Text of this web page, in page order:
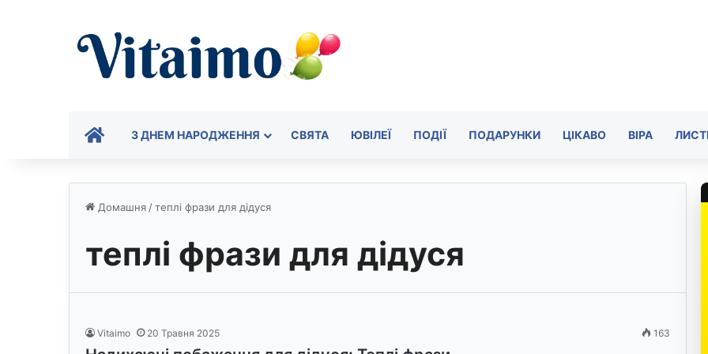
ГОЛОВНА
З ДНЕМ НАРОДЖЕННЯ СВЯТА ЮВІЛЕЇ ПОДІЇ ПОДАРУНКИ ЦІКАВО ВІРА
Домашня /теплі фрази для дідуся
теплі фрази для дідуся
Vitaimo 20 Травня 2025 163